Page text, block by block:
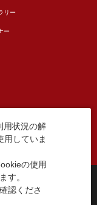
リー
ー
ついて
5番6号
用状況の解
用していま
の使用
す。
認くださ